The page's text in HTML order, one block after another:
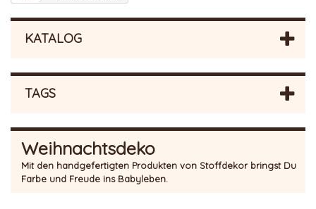
KATALOG
TAGS
Weihnachtsdeko
Mit den handgefertigten Produkten von Stoffdekor bringst Du
Farbe und Freude ins Babyleben.